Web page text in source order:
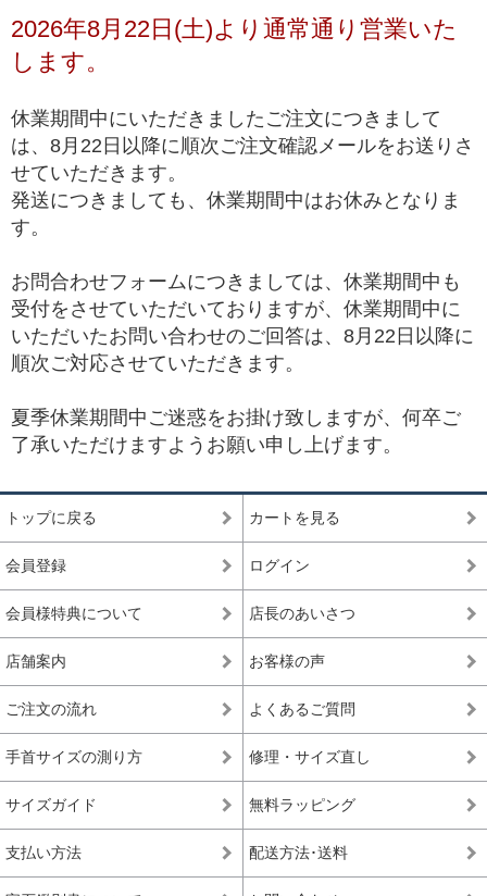
チルクォーツと同じ基準値で品質を測ることが難しく、高品質以上の品質階
級を基本的に定めておりません。
*1 トップクオリティは、品質が最も高いという意味で一般に用いられ、最
2026年8月22日(土)より通常通り営業いた
します。
休業期間中にいただきましたご注文につきまして
は、8月22日以降に順次ご注文確認メールをお送りさ
せていただきます。
発送につきましても、休業期間中はお休みとなりま
す。
お問合わせフォームにつきましては、休業期間中も
受付をさせていただいておりますが、休業期間中に
いただいたお問い合わせのご回答は、8月22日以降に
順次ご対応させていただきます。
夏季休業期間中ご迷惑をお掛け致しますが、何卒ご
了承いただけますようお願い申し上げます。
トップに戻る カートを見る
会員登録 ログイン
会員様特典について 店長のあいさつ
店舗案内 お客様の声
ご注文の流れ よくあるご質問
手首サイズの測り方 修理・サイズ直し
サイズガイド 無料ラッピング
支払い方法 配送方法･送料